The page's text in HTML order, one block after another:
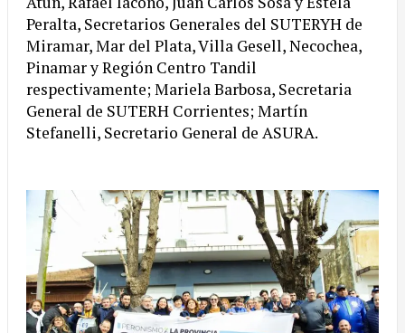
Peralta, Secretarios Generales del SUTERYH de
Miramar, Mar del Plata, Villa Gesell, Necochea,
Pinamar y Región Centro Tandil
respectivamente; Mariela Barbosa, Secretaria
General de SUTERH Corrientes; Martín
Stefanelli, Secretario General de ASURA.